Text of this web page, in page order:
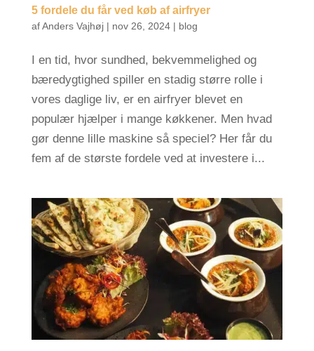
5 fordele du får ved køb af airfryer
afAnders Vajhøj| nov 26, 2024| blog
I en tid, hvor sundhed, bekvemmelighed og
bæredygtighed spiller en stadig større rolle i
vores daglige liv, er en airfryer blevet en
populær hjælper i mange køkkener. Men hvad
gør denne lille maskine så speciel? Her får du
fem af de største fordele ved at investere i...